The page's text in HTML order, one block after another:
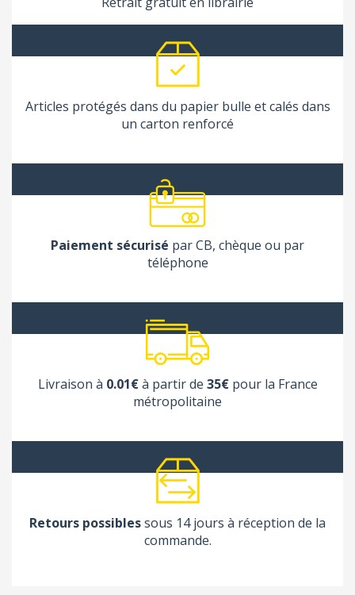
Articles protégés dans du papier bulle et calés dans
un carton renforcé
Paiement sécurisé par CB, chèque ou par
téléphone
Livraison à 0.01€à partir de 35€pour la France
métropolitaine
Retours possiblessous 14 jours à réception de la
commande.